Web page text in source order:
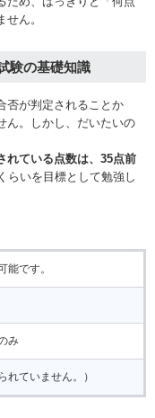
ん。
験の基礎知識
否が判定されることか
ん。しかし、だいたいの
れている点数は、35点前
らいを目標として勉強し
能です。
み
れていません。）